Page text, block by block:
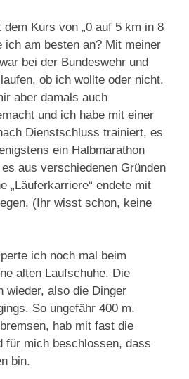
dem Kurs von „0 auf 5 km in 8
ich am besten an? Mit meiner
bei der Bundeswehr und
ob ich wollte oder nicht.
aber damals auch
und ich habe mit einer
Dienstschluss trainiert, es
ein Halbmarathon
aus verschiedenen Gründen
„Läuferkarriere“ endete mit
(Ihr wisst schon, keine
ich noch mal beim
alten Laufschuhe. Die
wieder, also die Dinger
So ungefähr 400 m.
hab mit fast die
für mich beschlossen, dass
bin.